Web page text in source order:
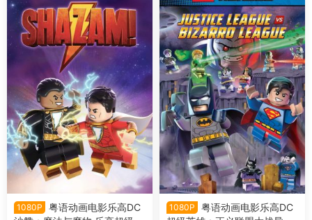
1080P
粤语动画电影乐高DC
1080P
粤语动画电影乐高DC